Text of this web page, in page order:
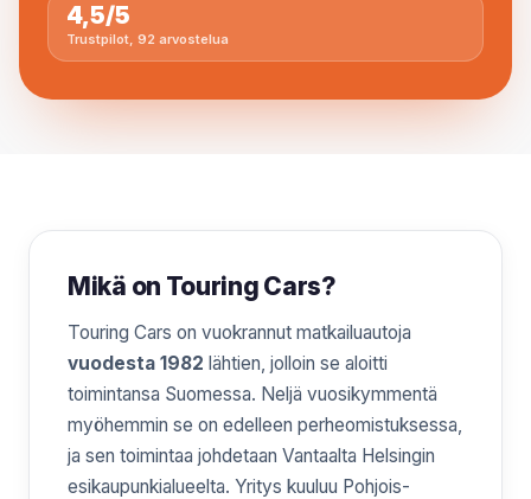
4,5/5
Trustpilot, 92 arvostelua
Mikä on Touring Cars?
Touring Cars on vuokrannut matkailuautoja
vuodesta 1982 lähtien, jolloin se aloitti
toimintansa Suomessa. Neljä vuosikymmentä
myöhemmin se on edelleen perheomistuksessa,
ja sen toimintaa johdetaan Vantaalta Helsingin
esikaupunkialueelta. Yritys kuuluu Pohjois-